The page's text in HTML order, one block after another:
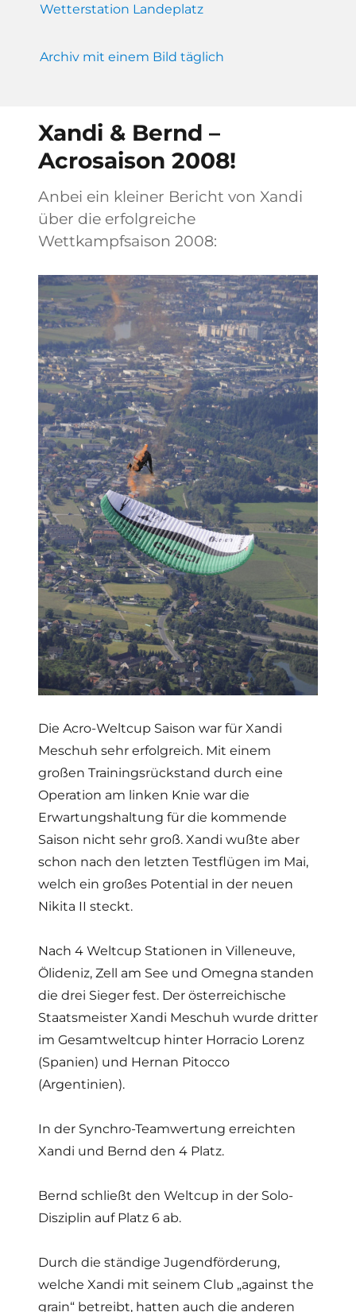
Wetterstation Landeplatz
Archiv mit einem Bild täglich
Xandi & Bernd –
Acrosaison 2008!
Anbei ein kleiner Bericht von Xandi
über die erfolgreiche
Wettkampfsaison 2008:
Die Acro-Weltcup Saison war für Xandi
Meschuh sehr erfolgreich. Mit einem
großen Trainingsrückstand durch eine
Operation am linken Knie war die
Erwartungshaltung für die kommende
Saison nicht sehr groß. Xandi wußte aber
schon nach den letzten Testflügen im Mai,
welch ein großes Potential in der neuen
Nikita II steckt.
Nach 4 Weltcup Stationen in Villeneuve,
Ölideniz, Zell am See und Omegna standen
die drei Sieger fest. Der österreichische
Staatsmeister Xandi Meschuh wurde dritter
im Gesamtweltcup hinter Horracio Lorenz
(Spanien) und Hernan Pitocco
(Argentinien).
In der Synchro-Teamwertung erreichten
Xandi und Bernd den 4 Platz.
Bernd schließt den Weltcup in der Solo-
Disziplin auf Platz 6 ab.
Durch die ständige Jugendförderung,
welche Xandi mit seinem Club „against the
grain“ betreibt, hatten auch die anderen